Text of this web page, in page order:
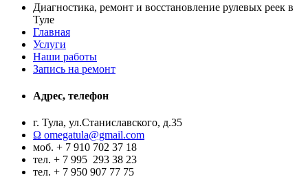
Диагностика, ремонт и восстановление рулевых реек в
Туле
Главная
Услуги
Наши работы
Запись на ремонт
Адрес, телефон
г. Тула, ул.Станиславского, д.35
Ω omegatula@gmail.com
моб. + 7 910 702 37 18
тел. + 7 995 293 38 23
тел. + 7 950 907 77 75